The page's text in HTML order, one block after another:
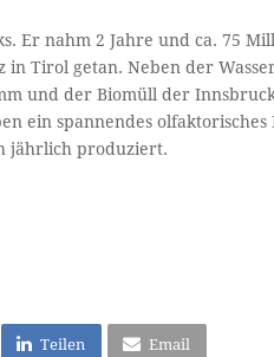
Er nahm 2 Jahre und ca. 75
Tirol getan. Neben der
und der Biomüll der
ein spannendes
jährlich produziert.
Teilen Email